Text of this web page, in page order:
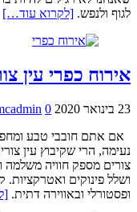
לגוף ולנפש. [לקרוא עוד…]
אירוח כפרי עין
23 בינואר 2020
0
אם אתם חובבי טבע
נעימה, הרי שקיבוץ עין
צורים מספק חוויה משלמה
ושלל פינוקים ואטרקציות.
ופסטורלי ובאווירה דתית.